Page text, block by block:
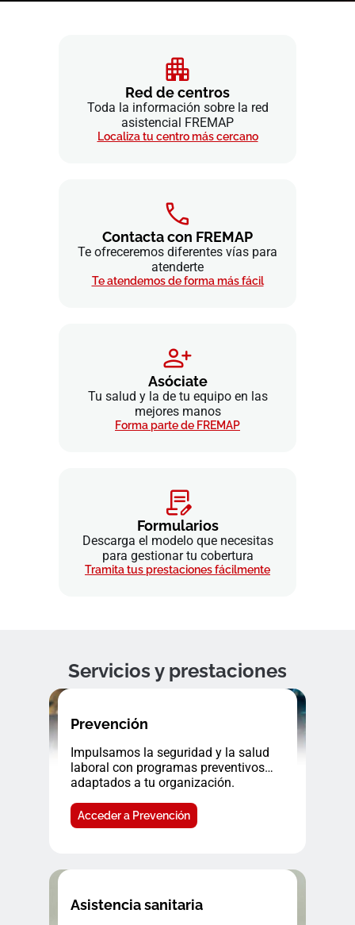
Red de centros
Toda la información sobre la red
asistencial FREMAP
Localiza tu centro más cercano
Contacta con FREMAP
Te ofreceremos diferentes vías para
atenderte
Te atendemos de forma más fácil
Asóciate
Tu salud y la de tu equipo en las
mejores manos
Forma parte de FREMAP
Formularios
Descarga el modelo que necesitas
para gestionar tu cobertura
Tramita tus prestaciones fácilmente
Servicios y prestaciones
Prevención
Impulsamos la seguridad y la salud
laboral con programas preventivos
adaptados a tu organización.
Acceder a Prevención
Asistencia sanitaria